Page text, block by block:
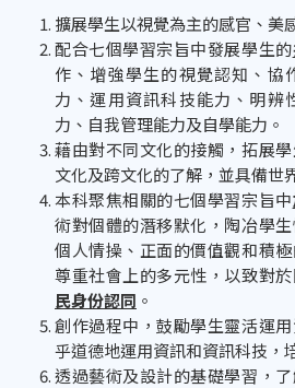
擴展學生以視覺為主的感官、美
配合七個學習宗旨中發展學生的
作、增強學生的視覺認知、協
力、運用資訊科技能力、明辨
力、自我管理能力及自學能力。
藉由對不同文化的接觸，拓展
文化及跨文化的了解，並具備世
本科聚焦相關的七個學習宗旨中
術對個體的潛移默化，陶冶學
個人情操、正面的價值觀和積
尊重社會上的多元性，以致對
民身份認同 。
創作過程中，鼓勵學生靈活運
乎道德地運用資訊和資訊科技，
透過藝術及設計的基礎學習，